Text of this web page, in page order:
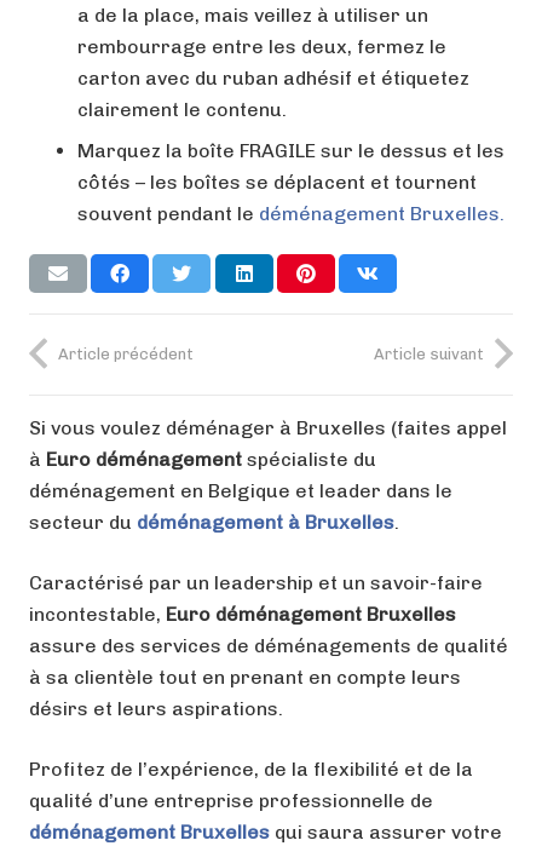
a de la place, mais veillez à utiliser un
rembourrage entre les deux, fermez le
carton avec du ruban adhésif et étiquetez
clairement le contenu.
Marquez la boîte FRAGILE sur le dessus et les
côtés – les boîtes se déplacent et tournent
souvent pendant le déménagement Bruxelles.
Article précédent Article suivant
Si vous voulez déménager à Bruxelles (faites appel
à Euro déménagement spécialiste du
déménagement en Belgique et leader dans le
secteur du déménagement à Bruxelles.
Caractérisé par un leadership et un savoir-faire
incontestable, Euro déménagement Bruxelles
assure des services de déménagements de qualité
à sa clientèle tout en prenant en compte leurs
désirs et leurs aspirations.
Profitez de l’expérience, de la flexibilité et de la
qualité d’une entreprise professionnelle de
déménagement Bruxelles qui saura assurer votre